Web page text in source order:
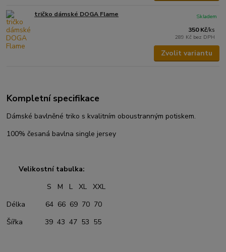
tričko dámské DOGA Flame
350 Kč/ks
289 Kč bez DPH
Skladem
Zvolit variantu
Kompletní specifikace
Dámské bavlněné triko s kvalitním oboustranným potiskem.
100% česaná bavlna single jersey
Velikostní tabulka:
S M L XL XXL
Délka 64 66 69 70 70
Šířka 39 43 47 53 55